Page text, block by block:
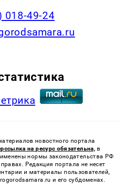
018-49-24
новостного портала
на ресурс обязательна, в
нормы законодательства РФ
Редакция портала не несет
и материалы пользователей,
и его субдоменах.